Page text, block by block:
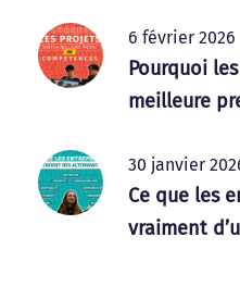
6 février 2026
Pourquoi
meilleure
30 janvier
Ce que les
vraiment